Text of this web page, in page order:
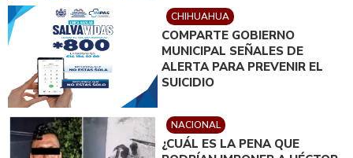
CHIHUAHUA
COMPARTE GOBIERNO
MUNICIPAL SEÑALES DE
ALERTA PARA PREVENIR EL
SUICIDIO
NACIONAL
¿CUÁL ES LA PENA QUE